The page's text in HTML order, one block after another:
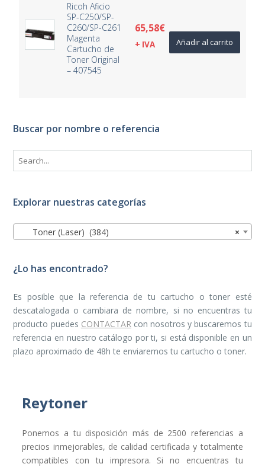
Ricoh Aficio
SP-C250/SP-
C260/SP-C261
Magenta
Cartucho de
Toner Original
– 407545
65,58€
+ IVA Añadir al carrito
Buscar por nombre o referencia
Explorar nuestras categorías
×
Toner (Laser) (384)
¿Lo has encontrado?
Es posible que la referencia de tu cartucho o toner esté
descatalogada o cambiara de nombre, si no encuentras tu
producto puedes CONTACTARcon nosotros y buscaremos tu
referencia en nuestro catálogo por ti, si está disponible en un
plazo aproximado de 48h te enviaremos tu cartucho o toner.
Reytoner
Ponemos a tu disposición más de 2500 referencias a
precios inmejorables, de calidad certificada y totalmente
compatibles con tu impresora. Si no encuentras tu